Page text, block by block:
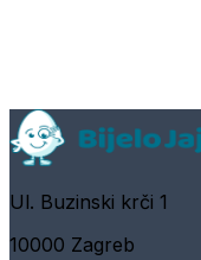
Ul. Buzinski krči 1
10000 Zagreb